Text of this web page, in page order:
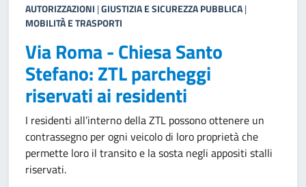
AUTORIZZAZIONI |GIUSTIZIA E SICUREZZA PUBBLICA|
MOBILITÀ E TRASPORTI
Via Roma - Chiesa Santo
Stefano: ZTL parcheggi
riservati ai residenti
I residenti all’interno della ZTL possono ottenere un
contrassegno per ogni veicolo di loro proprietà che
permette loro il transito e la sosta negli appositi stalli
riservati.